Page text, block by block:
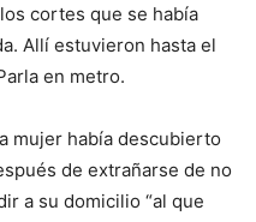
cortes que se había
Allí estuvieron hasta el
en metro.
mujer había descubierto
de extrañarse de no
a su domicilio “al que